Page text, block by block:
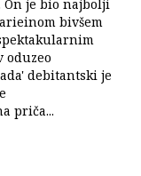
On je bio najbolji
bivšem
oduzeo
debitantski je
priča...